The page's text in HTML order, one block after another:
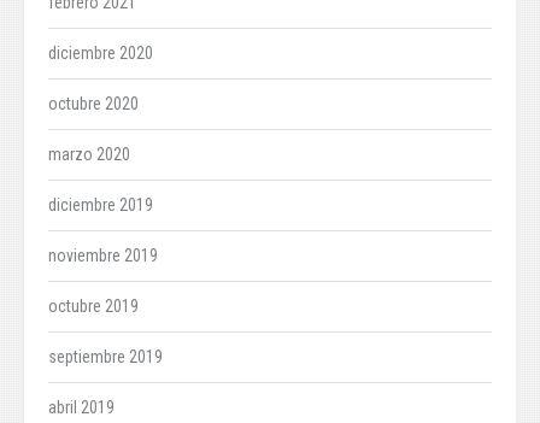
diciembre 2020
octubre 2020
marzo 2020
diciembre 2019
noviembre 2019
octubre 2019
septiembre 2019
abril 2019